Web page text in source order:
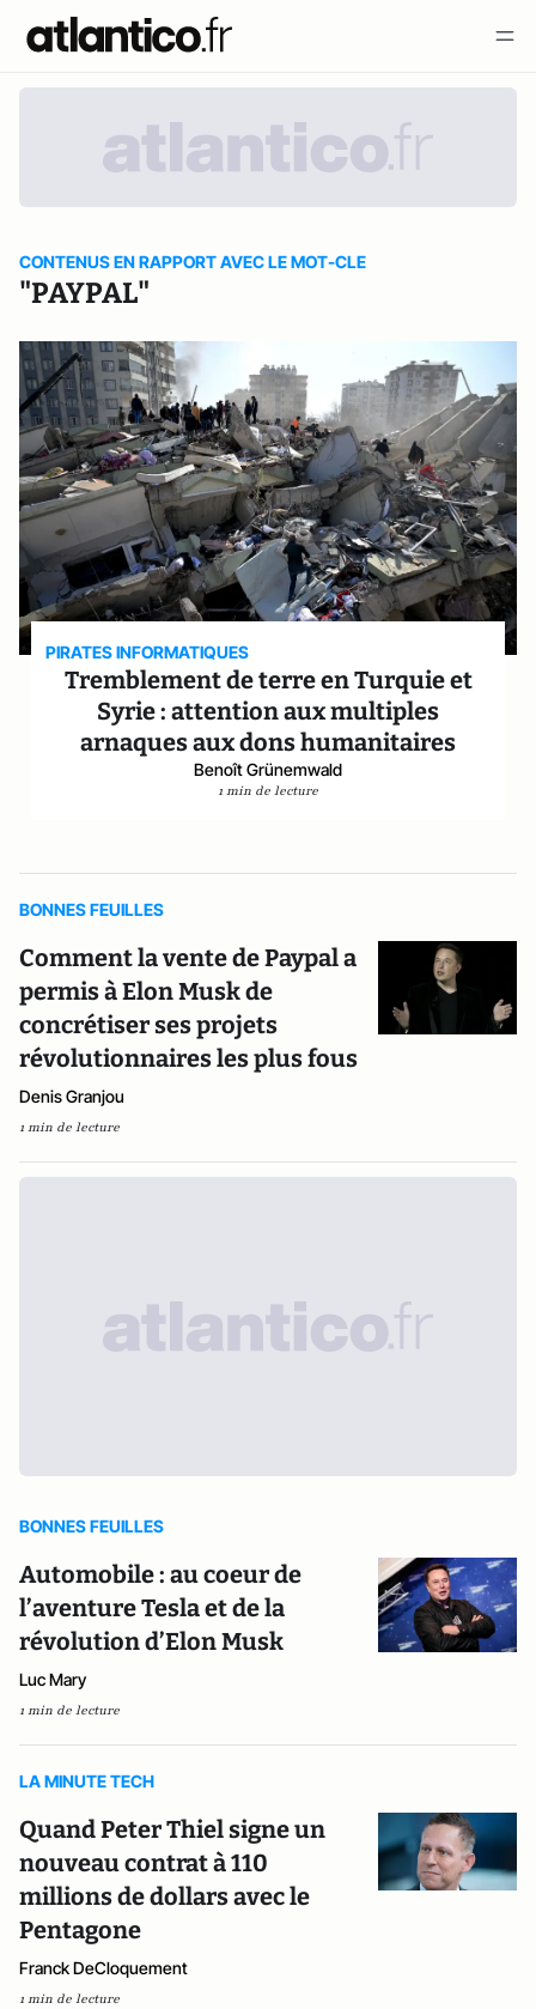
CONTENUS EN RAPPORT AVEC LE MOT-CLE
"PAYPAL"
PIRATES INFORMATIQUES
Tremblement de terre en Turquie et
Syrie : attention aux multiples
arnaques aux dons humanitaires
Benoît Grünemwald
1 min de lecture
BONNES FEUILLES
Comment la vente de Paypal a
permis à Elon Musk de
concrétiser ses projets
révolutionnaires les plus fous
Denis Granjou
1 min de lecture
BONNES FEUILLES
Automobile : au coeur de
l’aventure Tesla et de la
révolution d’Elon Musk
Luc Mary
1 min de lecture
LA MINUTE TECH
Quand Peter Thiel signe un
nouveau contrat à 110
millions de dollars avec le
Pentagone
Franck DeCloquement
1 min de lecture